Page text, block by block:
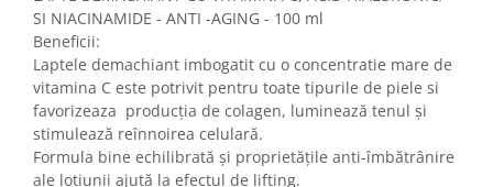
SI NIACINAMIDE - ANTI -AGING - 100 ml
Beneficii:
Laptele demachiant imbogatit cu o concentratie mare de
vitamina C este potrivit pentru toate tipurile de piele si
favorizeaza producția de colagen, luminează tenul și
stimulează reînnoirea celulară.
Formula bine echilibrată și proprietățile anti-îmbătrânire
ale loțiunii ajută la efectul de lifting.